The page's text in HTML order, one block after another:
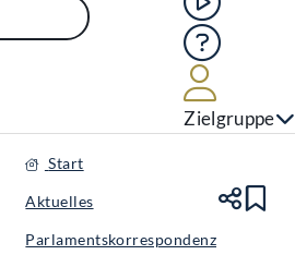
Hilfe
Zielgruppe
Start
Aktuelles
Parlamentskorrespondenz